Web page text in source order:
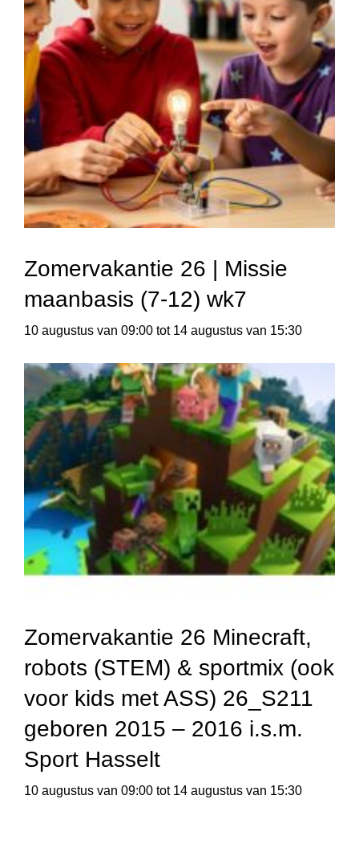
Zomervakantie 26 | Missie
maanbasis (7-12) wk7
10 augustus van 09:00 tot 14 augustus van 15:30
Zomervakantie 26 Minecraft,
robots (STEM) & sportmix (ook
voor kids met ASS) 26_S211
geboren 2015 – 2016 i.s.m.
Sport Hasselt
10 augustus van 09:00 tot 14 augustus van 15:30